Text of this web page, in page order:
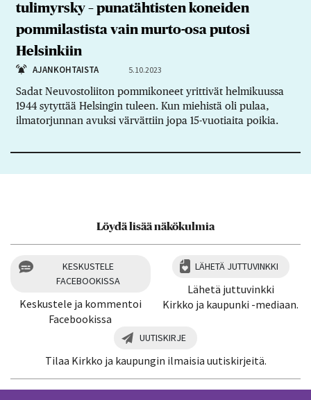
tulimyrsky – punatähtisten koneiden
pommilastista vain murto-osa putosi
Helsinkiin
AJANKOHTAISTA 5.10.2023
Sadat Neuvostoliiton pommikoneet yrittivät helmikuussa
1944 sytyttää Helsingin tuleen. Kun miehistä oli pulaa,
ilmatorjunnan avuksi värvättiin jopa 15-vuotiaita poikia.
Löydä lisää näkökulmia
KESKUSTELE
FACEBOOKISSA
Keskustele ja kommentoi
Facebookissa
LÄHETÄ JUTTUVINKKI
Lähetä juttuvinkki
Kirkko ja kaupunki -mediaan.
UUTISKIRJE
Tilaa Kirkko ja kaupungin ilmaisia uutiskirjeitä.